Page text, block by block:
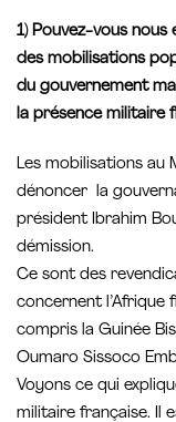
1) Pouvez-vous
des mobilisations
du gouvernement
la présence militaire
Les mobilisations au
dénoncer la
président Ibrahim
démission.
Ce sont des
concernent l’Afrique
compris la Guinée
Oumaro Sissoco
Voyons ce qui
militaire française. Il